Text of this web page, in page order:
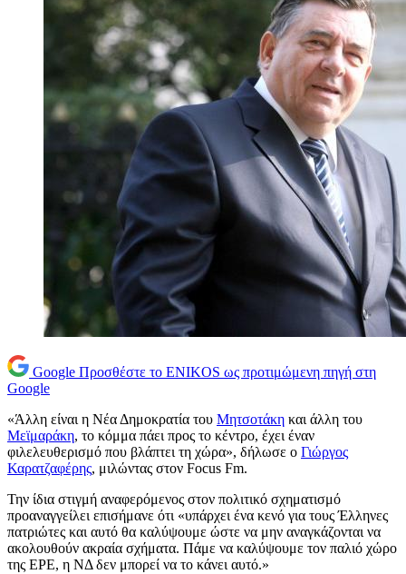
Google Προσθέστε το ENIKOS ως προτιμώμενη πηγή στη
Google
«Άλλη είναι η Νέα Δημοκρατία του Μητσοτάκη και άλλη του
Μεϊμαράκη, το κόμμα πάει προς το κέντρο, έχει έναν
φιλελευθερισμό που βλάπτει τη χώρα», δήλωσε ο Γιώργος
Καρατζαφέρης, μιλώντας στον Focus Fm.
Την ίδια στιγμή αναφερόμενος στον πολιτικό σχηματισμό
προαναγγείλει επισήμανε ότι «υπάρχει ένα κενό για τους Έλληνες
πατριώτες και αυτό θα καλύψουμε ώστε να μην αναγκάζονται να
ακολουθούν ακραία σχήματα. Πάμε να καλύψουμε τον παλιό χώρο
της ΕΡΕ, η ΝΔ δεν μπορεί να το κάνει αυτό.»